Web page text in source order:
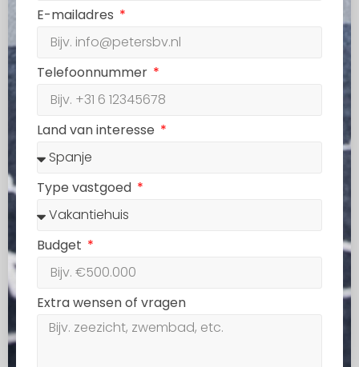
E-mailadres
Telefoonnummer
Land van interesse
Type vastgoed
Budget
Extra wensen of vragen